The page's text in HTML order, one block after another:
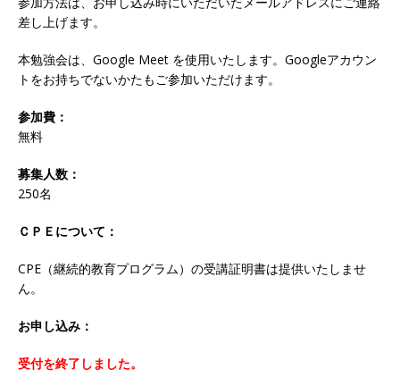
差し上げます。
本勉強会は、Google Meet を使用いたします。Googleアカウン
トをお持ちでないかたもご参加いただけます。
参加費：
無料
募集人数：
250名
ＣＰＥについて：
CPE（継続的教育プログラム）の受講証明書は提供いたしませ
ん。
お申し込み：
受付を終了しました。